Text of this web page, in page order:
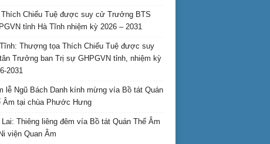
Thích Chiếu Tuệ được suy cử Trưởng BTS
tỉnh Hà Tĩnh nhiệm kỳ 2026 – 2031
Thượng tọa Thích Chiếu Tuệ được suy
Trưởng ban Trị sự GHPGVN tỉnh, nhiệm kỳ
2031
lễ Ngũ Bách Danh kính mừng vía Bồ tát Quán
Âm tại chùa Phước Hưng
Lai: Thiêng liêng đêm vía Bồ tát Quán Thế Âm
viện Quan Âm